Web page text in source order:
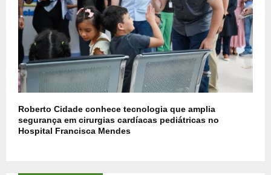
Roberto Cidade conhece tecnologia que amplia
segurança em cirurgias cardíacas pediátricas no
Hospital Francisca Mendes